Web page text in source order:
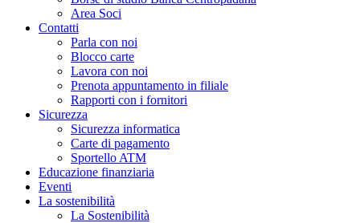
Area Soci
Contatti
Parla con noi
Blocco carte
Lavora con noi
Prenota appuntamento in filiale
Rapporti con i fornitori
Sicurezza
Sicurezza informatica
Carte di pagamento
Sportello ATM
Educazione finanziaria
Eventi
La sostenibilità
La Sostenibilità